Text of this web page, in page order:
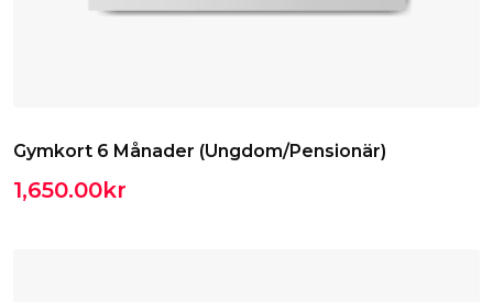
Gymkort 6 Månader (Ungdom/Pensionär)
1,650.00kr